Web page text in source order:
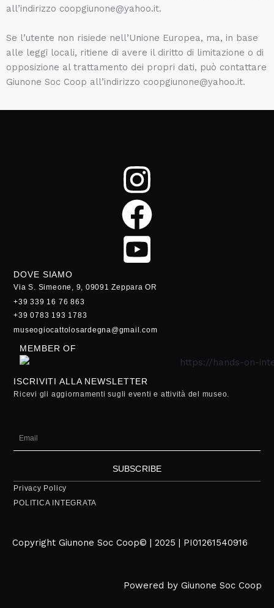
all’indirizzo coopgiunone@yahoo.it.
Se l’utente non risiede nell’Unione Europea, ma, in base
alle leggi locali, ritiene di avere il diritto di limitazione o di
opposizione al trattamento dei propri dati, può contattare
Giunone Soc Coop all’indirizzo coopgiunone@yahoo.it.
DOVE SIAMO
Via S. Simeone, 9, 09091 Zeppara OR
+39 339 16 76 863
+39 0783 193 1783
museogiocattolosardegna@gmail.com
MEMBER OF
ISCRIVITI ALLA NEWSLETTER
Ricevi gli aggiornamenti sugli eventi e attività del museo.
Email
SUBSCRIBE
Privacy Policy
POLITICA INTEGRATA
Copyright Giunone Soc Coop© | 2025 | PI01261540916
Powered by Giunone Soc Coop